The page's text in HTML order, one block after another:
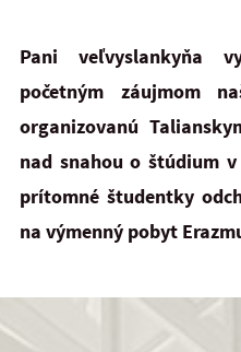
Pani veľvyslankyňa
početným záujmom
organizovanú
nad snahou o štúdium
prítomné študentky
na výmenný pobyt